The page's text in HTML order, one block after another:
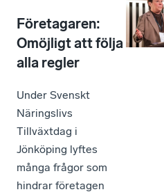
Företagaren:
Omöjligt att följa
alla regler
Under Svenskt
Näringslivs
Tillväxtdag i
Jönköping lyftes
många frågor som
hindrar företagen